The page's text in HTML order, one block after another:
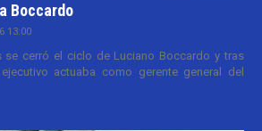
Boccardo
13:00
se cerró el ciclo de Luciano Boccardo y tras
actuaba como gerente general del